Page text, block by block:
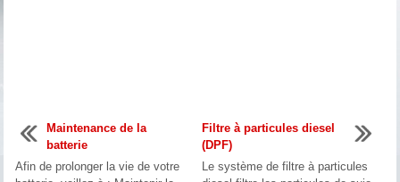
Maintenance de la
batterie
Afin de prolonger la vie de votre
Filtre à particules diesel
(DPF)
Le système de filtre à particules